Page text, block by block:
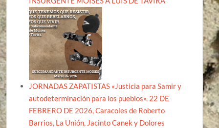
JORNADAS ZAPATISTAS «Justicia para Samir y
autodeterminación para los pueblos». 22 DE
FEBRERO DE 2026, Caracoles de Roberto
Barrios, La Unión, Jacinto Canek y Dolores